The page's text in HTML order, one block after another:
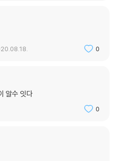
잘 살아갈지를 고민해야 한다. 인공
수 있을 것인가? 머신러닝과 딥러닝
자는 인간 지능의 진화와 인공지능의
으로 이어질 것이라는 점이다. 저자
. 사실 우리에게 주어진 선택지는 별
것. 이상적 시나리오든, 종말론적 시
0
알수 잇다
0